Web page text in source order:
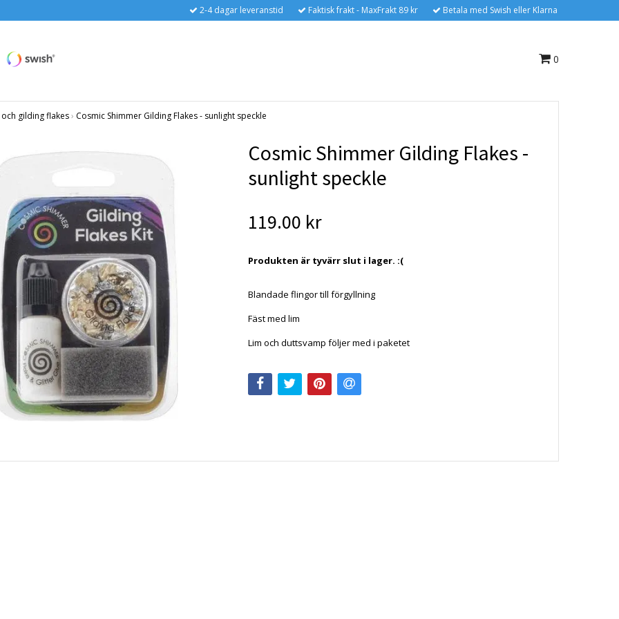
2-4 dagar leveranstid Faktisk frakt - MaxFrakt 89 kr Betala med Swish eller Klarna
0
gilding flakes› Cosmic Shimmer Gilding Flakes - sunlight speckle
Cosmic Shimmer Gilding Flakes -
sunlight speckle
119.00 kr
Produkten är tyvärr slut i lager. :(
Blandade flingor till förgyllning
Fäst med lim
Lim och duttsvamp följer med i paketet